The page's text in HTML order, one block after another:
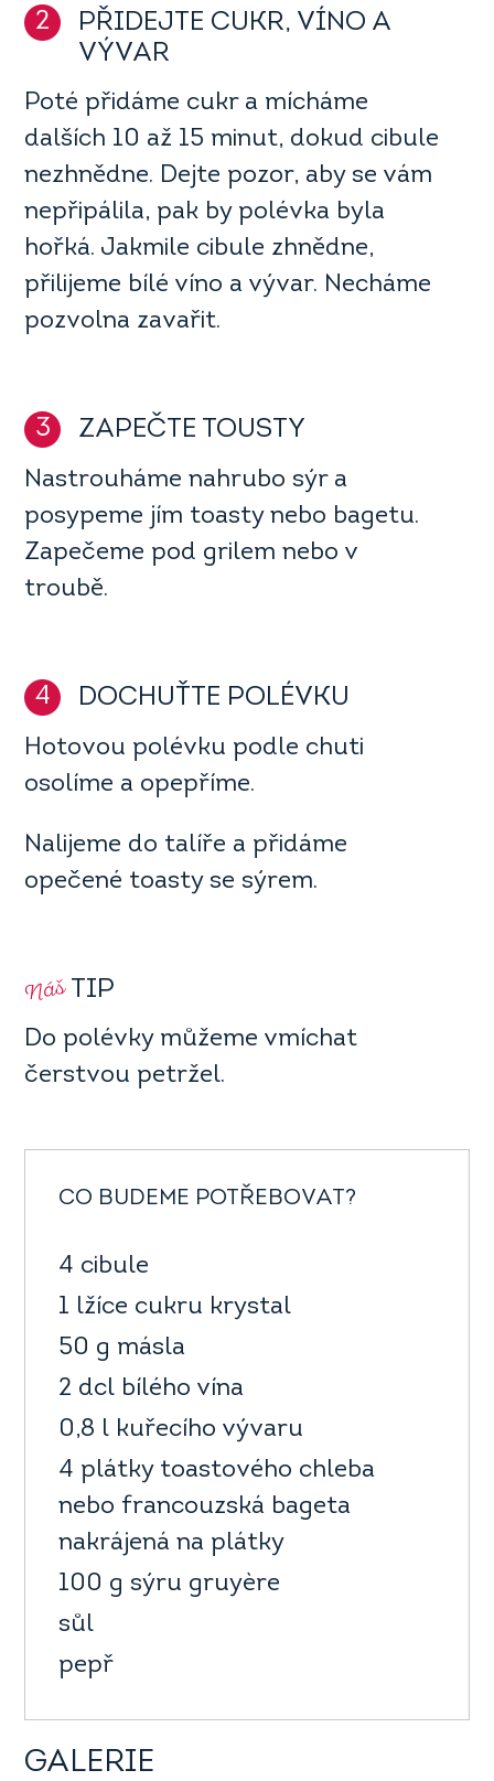
2
PŘIDEJTE CUKR, VÍNO A
VÝVAR
Poté přidáme cukr a mícháme
dalších 10 až 15 minut, dokud cibule
nezhnědne. Dejte pozor, aby se vám
nepřipálila, pak by polévka byla
hořká. Jakmile cibule zhnědne,
přilijeme bílé víno a vývar. Necháme
pozvolna zavařit.
3 ZAPEČTE TOUSTY
Nastrouháme nahrubo sýr a
posypeme jím toasty nebo bagetu.
Zapečeme pod grilem nebo v
troubě.
4 DOCHUŤTE POLÉVKU
Hotovou polévku podle chuti
osolíme a opepříme.
Nalijeme do talíře a přidáme
opečené toasty se sýrem.
NášTIP
Do polévky můžeme vmíchat
čerstvou petržel.
CO BUDEME POTŘEBOVAT?
4 cibule
1 lžíce cukru krystal
50 g másla
2 dcl bílého vína
0,8 l kuřecího vývaru
4 plátky toastového chleba
nebo francouzská bageta
nakrájená na plátky
100 g sýru gruyère
sůl
pepř
GALERIE